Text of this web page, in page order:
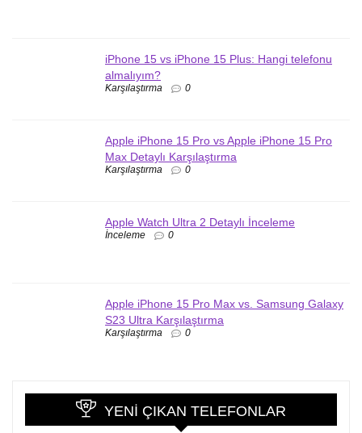
iPhone 15 vs iPhone 15 Plus: Hangi telefonu
almalıyım?
Karşılaştırma 0
Apple iPhone 15 Pro vs Apple iPhone 15 Pro
Max Detaylı Karşılaştırma
Karşılaştırma 0
Apple Watch Ultra 2 Detaylı İnceleme
İnceleme 0
Apple iPhone 15 Pro Max vs. Samsung Galaxy
S23 Ultra Karşılaştırma
Karşılaştırma 0
YENI ÇIKAN TELEFONLAR